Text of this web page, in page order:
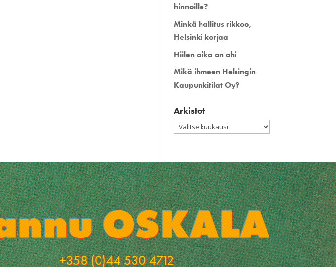
hinnoille?
Minkä hallitus rikkoo,
Helsinki korjaa
Hiilen aika on ohi
Mikä ihmeen Helsingin
Kaupunkitilat Oy?
Arkistot
Arkistot
+358 (0)44 530 4712